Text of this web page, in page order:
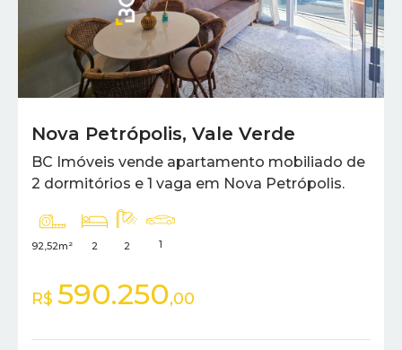
Nova Petrópolis, Vale Verde
BC Imóveis vende apartamento mobiliado de
2 dormitórios e 1 vaga em Nova Petrópolis.
92,52m² 2 2 1
R$ 590.250,00